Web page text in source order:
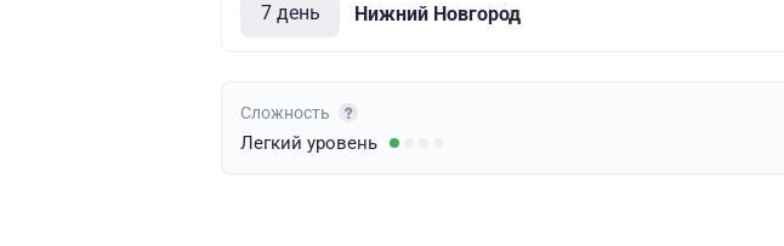
7 день Нижний Новгород
Сложность
Легкий уровень